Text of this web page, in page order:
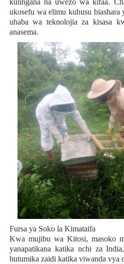
kulingana na uwezo wa kifaa.
ukosefu wa elimu kuhusu biashara
uhaba wa teknolojia za kisasa
anasema.
Fursa ya Soko la Kimataifa
Kwa mujibu wa Kitosi, masoko
yanapatikana katika nchi za
hutumika zaidi katika viwanda vya